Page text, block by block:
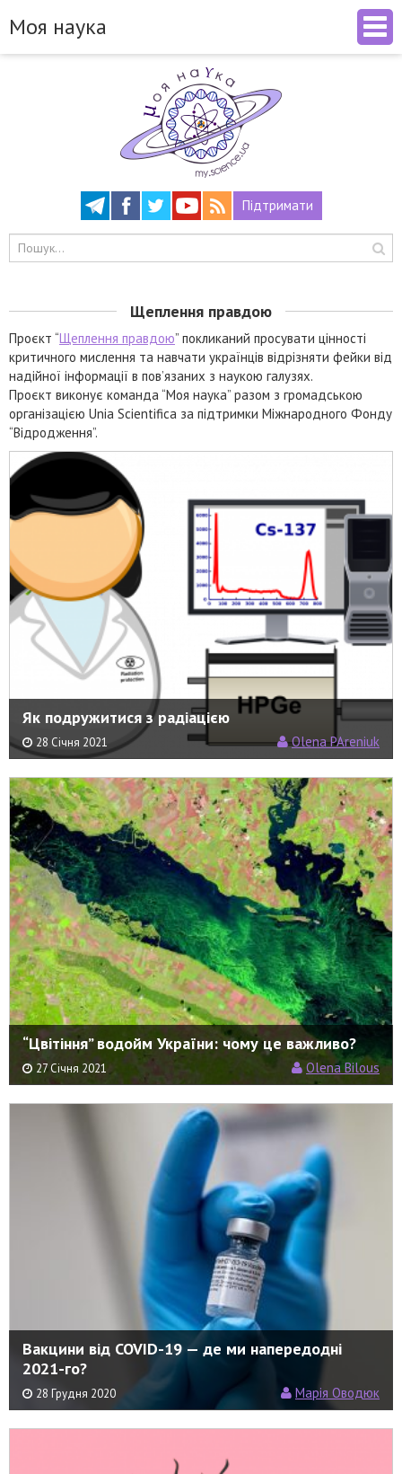
Підтримати
Моя наука
Щеплення правдою
Проєкт “Щеплення правдою” покликаний просувати цінності
критичного мислення та навчати українців відрізняти фейки від
надійної інформації в пов’язаних з наукою галузях.
Проєкт виконує команда “Моя наука” разом з громадською
організацією Unia Scientifica за підтримки Міжнародного Фонду
“Відродження”.
Як подружитися з радіацією
28 Січня 2021 Olena PAreniuk
“Цвітіння” водойм України: чому це важливо?
27 Січня 2021 Olena Bilous
Вакцини від COVID-19 — де ми напередодні
2021-го?
28 Грудня 2020 Марія Оводюк